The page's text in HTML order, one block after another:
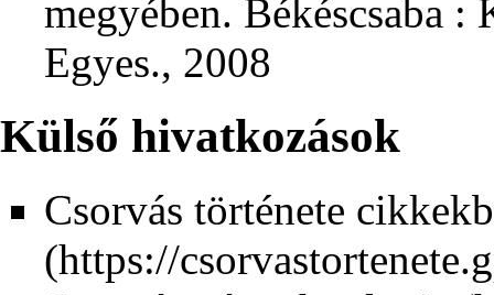
megyében. Békéscsaba
Egyes., 2008
Külső hivatkozások
Csorvás története